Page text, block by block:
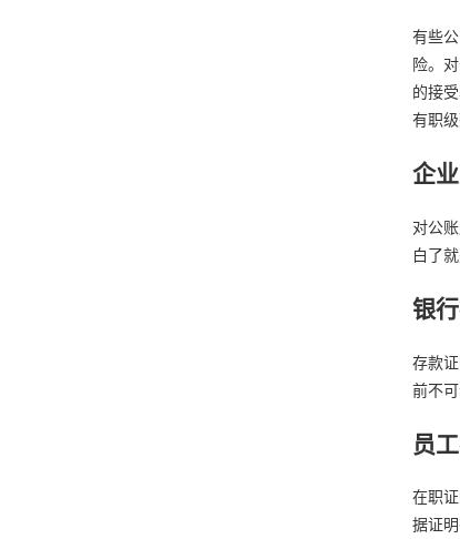
有些
险。
的接
有职
企
对公
白了
银
存款
前不
员
在职
据证